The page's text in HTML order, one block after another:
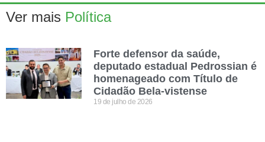
Ver mais Política
Forte defensor da saúde,
deputado estadual Pedrossian é
homenageado com Título de
Cidadão Bela-vistense
19 de julho de 2026